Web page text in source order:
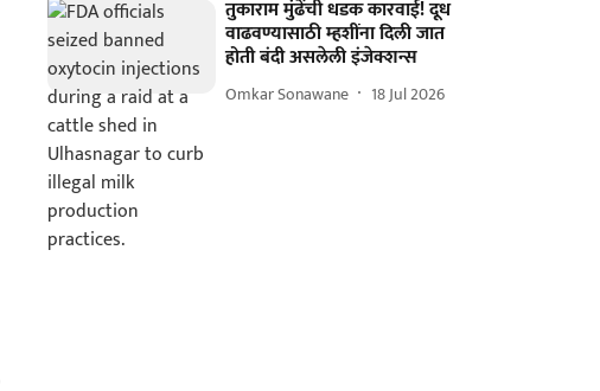
तुकाराम मुंढेंची धडक कारवाई! दूध
वाढवण्यासाठी म्हशींना दिली जात
होती बंदी असलेली इंजेक्शन्स
Omkar Sonawane 18 Jul 2026